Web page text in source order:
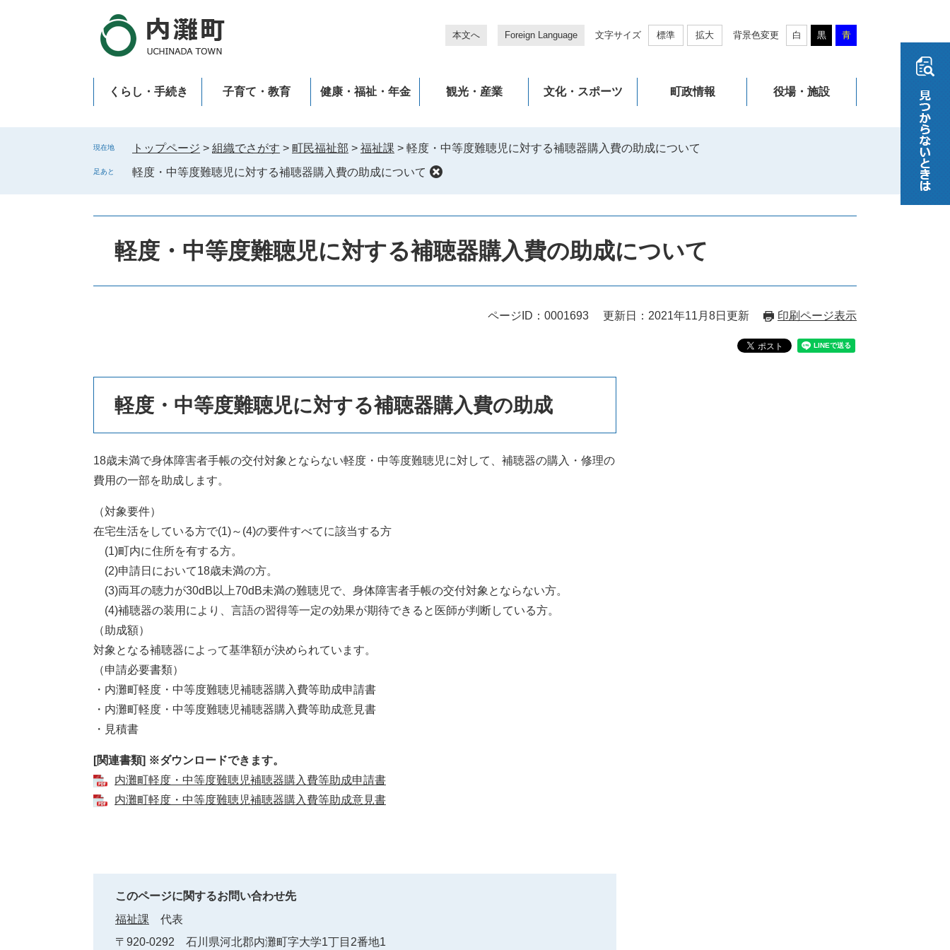
す
し
へ
本文へ Foreign Language 文字サイズ 標準 拡大 背景色変更 白 黒 青
くらし・手続き 子育て・教育 健康・福祉・年金 観光・産業 文化・スポーツ 町政情報 役場・施設
現在地 トップページ > 組織でさがす > 町民福祉部 > 福祉課 > 軽度・中等度難聴児に対する補聴器購入費の助成について
足あと 軽度・中等度難聴児に対する補聴器購入費の助成について
軽度・中等度難聴児に対する補聴器購入費の助成について
ページID：0001693 更新日：2021年11月8日更新 印刷ページ表示
軽度・中等度難聴児に対する補聴器購入費の助成
18歳未満で身体障害者手帳の交付対象とならない軽度・中等度難聴児に対して、補聴器の購入・修理の
費用の一部を助成します。
（対象要件）
在宅生活をしている方で(1)～(4)の要件すべてに該当する方
(1)町内に住所を有する方。
(2)申請日において18歳未満の方。
(3)両耳の聴力が30dB以上70dB未満の難聴児で、身体障害者手帳の交付対象とならない方。
(4)補聴器の装用により、言語の習得等一定の効果が期待できると医師が判断している方。
（助成額）
対象となる補聴器によって基準額が決められています。
（申請必要書類）
・内灘町軽度・中等度難聴児補聴器購入費等助成申請書
・内灘町軽度・中等度難聴児補聴器購入費等助成意見書
・見積書
[関連書類] ※ダウンロードできます。
内灘町軽度・中等度難聴児補聴器購入費等助成申請書
内灘町軽度・中等度難聴児補聴器購入費等助成意見書
このページに関するお問い合わせ先
福祉課
代表
〒920-0292
石川県河北郡内灘町字大学1丁目2番地1